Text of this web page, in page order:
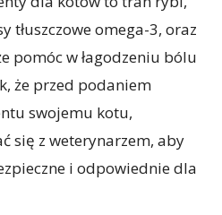
tłuszczowe omega-3, oraz
pomóc w łagodzeniu bólu
że przed podaniem
swojemu kotu,
się z weterynarzem, aby
i odpowiednie dla